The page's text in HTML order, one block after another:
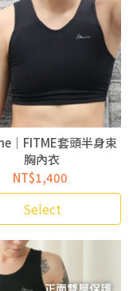
｜FITME套頭半身束
胸內衣
NT$1,400
Select